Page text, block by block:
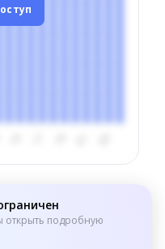
открыть подробную